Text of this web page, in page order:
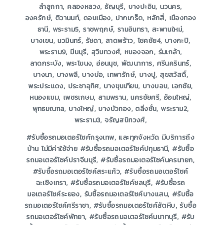
ลำลูกกา, คลองหลวง, ธัญบุรี, บางปะอิน, นวนคร,
องครักษ์, ติวานนท์, ดอนเมือง, ปากเกร็ด, หลักสี่, เมืองทอง
ธานี, พระราม5, ราชพฤกษ์, รามอินทรา, สะพานใหม่,
บางเขน, นวมินทร์, รัชดา, ลาดพร้าว, โชคชัย4, บางกะปิ,
พระราม9, มีนบุรี, สุวินทวงศ์, หนองจอก, ร่มเกล้า,
ลาดกระบัง, พระโขนง, อ่อนนุช, พัฒนาการ, ศรีนครินทร์,
บางนา, บางพลี, บางบ่อ, เทพารักษ์, บางปู, สุขสวัสดิ์,
พระประแดง, ประชาอุทิศ, บางขุนเทียน, บางบอน, เอกชัย,
หนองแขม, เพชรเกษม, สามพราน, นครชัยศรี, อ้อมใหญ่,
พุทธมณฑล, บางใหญ่, บางบัวทอง, ตลิ่งชั่น, พระราม2,
พระราม3, จรัญสนิทวงศ์,
#รับซื้อรถมอเตอร์ไซค์กรุงเทพ, และทุกจังหวัด มีบริการถึง
บ้าน ไม่มีค่าใช้จ่าย #รับซื้อรถมอเตอร์ไซค์ปทุมธานี, #รับซื้อ
รถมอเตอร์ไซค์ปราจีนบุรี, #รับซื้อรถมอเตอร์ไซค์นครนายก,
#รับซื้อรถมอเตอร์ไซค์สระแก้ว, #รับซื้อรถมอเตอร์ไซค์
ฉะเชิงเทรา, #รับซื้อรถมอเตอร์ไซค์ชลบุรี, #รับซื้อรถ
มอเตอร์ไซค์ระยอง, รับซื้อรถมอเตอร์ไซค์บางแสน, #รับซื้อ
รถมอเตอร์ไซค์ศรีราชา, #รับซื้อรถมอเตอร์ไซค์สัตหีบ, รับซื้อ
รถมอเตอร์ไซค์พัทยา, #รับซื้อรถมอเตอร์ไซค์นนาทบุรี, #รับ